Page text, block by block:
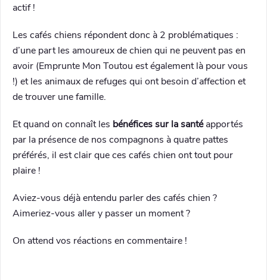
actif !
Les cafés chiens répondent donc à 2 problématiques :
d’une part les amoureux de chien qui ne peuvent pas en
avoir (Emprunte Mon Toutou est également là pour vous
!) et les animaux de refuges qui ont besoin d’affection et
de trouver une famille.
Et quand on connaît les bénéfices sur la santéapportés
par la présence de nos compagnons à quatre pattes
préférés, il est clair que ces cafés chien ont tout pour
plaire !
Aviez-vous déjà entendu parler des cafés chien ?
Aimeriez-vous aller y passer un moment ?
On attend vos réactions en commentaire !